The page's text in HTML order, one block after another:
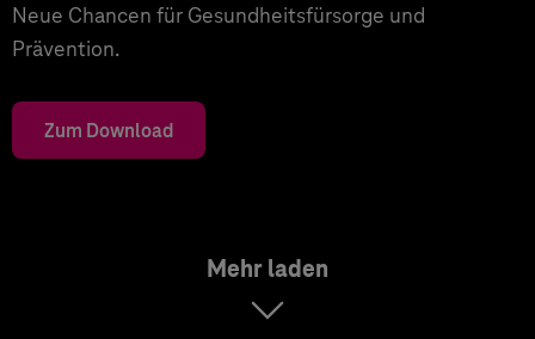
Neue Chancen für Gesundheitsfürsorge und
Prävention.
Zum Download
Mehr laden